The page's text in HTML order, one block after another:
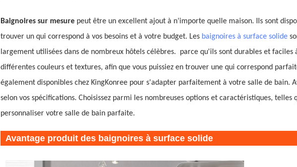
Baignoires sur mesure peut être un excellent ajout à n’importe quelle maison. Ils sont
trouver un qui correspond à vos besoins et à votre budget. Les baignoires à surface solide
largement utilisées dans de nombreux hôtels célèbres.
parce qu'ils sont durables et faciles
différentes couleurs et textures, afin que vous puissiez en trouver une qui correspond
également disponibles chez KingKonree pour s'adapter parfaitement à votre salle de bain.
selon vos spécifications. Choisissez parmi les nombreuses options et caractéristiques,
personnaliser votre salle de bain parfaite.
Avantage produit des baignoires à surface solide